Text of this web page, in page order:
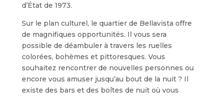
d’État de 1973.
Sur le plan culturel, le quartier de Bellavista offre
de magnifiques opportunités. Il vous sera
possible de déambuler à travers les ruelles
colorées, bohèmes et pittoresques. Vous
souhaitez rencontrer de nouvelles personnes ou
encore vous amuser jusqu’au bout de la nuit ? Il
existe des bars et des boîtes de nuit où vous